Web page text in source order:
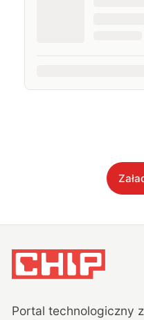
Portal technologiczny